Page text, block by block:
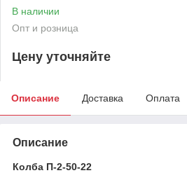
В наличии
Опт и розница
Цену уточняйте
Описание Доставка Оплата
Описание
Колба П-2-50-22